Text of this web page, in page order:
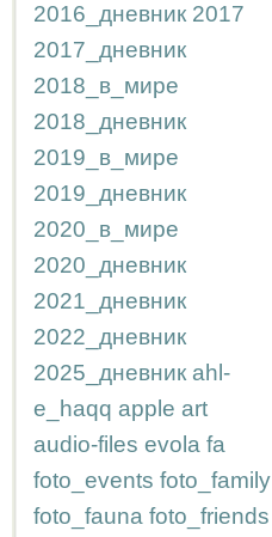
2016_дневник 2017
2017_дневник
2018_в_мире
2018_дневник
2019_в_мире
2019_дневник
2020_в_мире
2020_дневник
2021_дневник
2022_дневник
2025_дневник ahl-
e_haqq apple art
audio-files evola fa
foto_events foto_family
foto_fauna foto_friends